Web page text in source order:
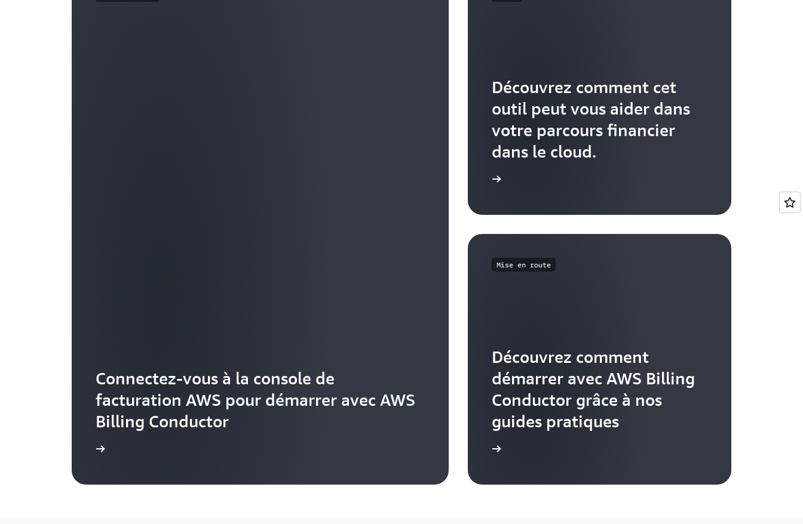
Connectez-vous à la console de
facturation AWS pour démarrer avec AWS
Billing Conductor
Découvrez comment cet
outil peut vous aider dans
votre parcours financier
dans le cloud.
Mise en route
Découvrez comment
démarrer avec AWS Billing
Conductor grâce à nos
guides pratiques